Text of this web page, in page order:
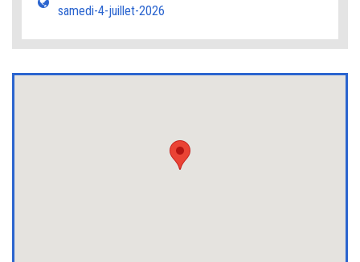
samedi-4-juillet-2026